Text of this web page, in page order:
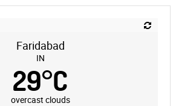
Faridabad
IN
29°C
overcast clouds